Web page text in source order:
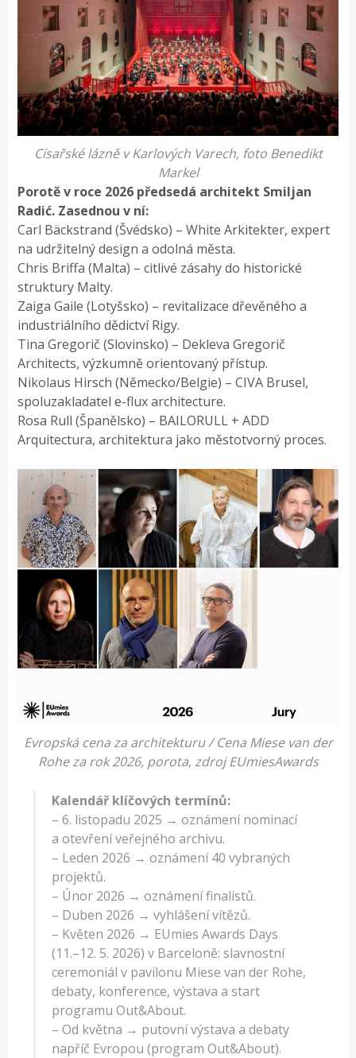
Císařské lázně v Karlových Varech, foto Benedikt
Markel
Porotě v roce 2026 předsedá architekt Smiljan
Radić. Zasednou v ní:
Carl Bäckstrand (Švédsko) – White Arkitekter, expert
na udržitelný design a odolná města.
Chris Briffa (Malta) – citlivé zásahy do historické
struktury Malty.
Zaiga Gaile (Lotyšsko) – revitalizace dřevěného a
industriálního dědictví Rigy.
Tina Gregorič (Slovinsko) – Dekleva Gregorič
Architects, výzkumně orientovaný přístup.
Nikolaus Hirsch (Německo/Belgie) – CIVA Brusel,
spoluzakladatel e-flux architecture.
Rosa Rull (Španělsko) – BAILORULL + ADD
Arquitectura, architektura jako městotvorný proces.
Evropská cena za architekturu / Cena Miese van der
Rohe za rok 2026, porota, zdroj EUmiesAwards
Kalendář klíčových termínů:
– 6. listopadu 2025 → oznámení nominací
a otevření veřejného archivu.
– Leden 2026 → oznámení 40 vybraných
projektů.
– Únor 2026 → oznámení finalistů.
– Duben 2026 → vyhlášení vítězů.
– Květen 2026 → EUmies Awards Days
(11.–12. 5. 2026) v Barceloně: slavnostní
ceremoniál v pavilonu Miese van der Rohe,
debaty, konference, výstava a start
programu Out&About.
– Od května → putovní výstava a debaty
napříč Evropou (program Out&About).